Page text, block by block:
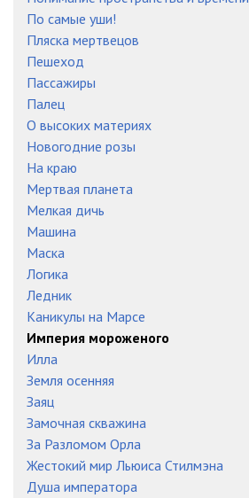
По самые уши!
Пляска мертвецов
Пешеход
Пассажиры
Палец
О высоких материях
Новогодние розы
На краю
Мертвая планета
Мелкая дичь
Машина
Маска
Логика
Ледник
Каникулы на Марсе
Империя мороженого
Илла
Земля осенняя
Заяц
Замочная скважина
За Разломом Орла
Жестокий мир Льюиса Стилмэна
Душа императора